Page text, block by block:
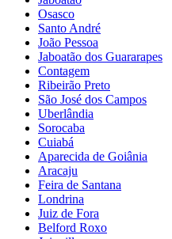
Osasco
Santo André
João Pessoa
Jaboatão dos Guararapes
Contagem
Ribeirão Preto
São José dos Campos
Uberlândia
Sorocaba
Cuiabá
Aparecida de Goiânia
Aracaju
Feira de Santana
Londrina
Juiz de Fora
Belford Roxo